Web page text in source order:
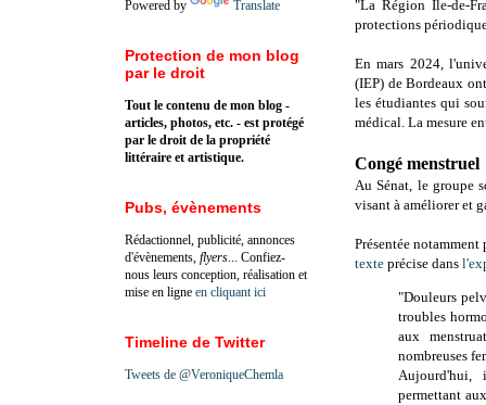
"La Région Ile-de-
protections
En mars 2024,
(IEP) de Bordeaux
les étudiantes qui
médical. La mesure
Congé menstruel
Au Sénat, le groupe
visant à améliorer et
Présentée
texte précise dans
"Douleurs
troubles
aux
nombreuses
Aujourd'hui,
permettant
Powered by Translate
Protection de mon blog
par le droit
Tout le contenu de mon blog -
articles, photos, etc. - est protégé
par le droit de la propriété
littéraire et artistique.
Pubs, évènements
Rédactionnel, publicité, annonces
d'évènements, flyers ... Confiez-
nous leurs conception, réalisation et
mise en ligne en cliquant ici
Timeline de Twitter
Tweets de @VeroniqueChemla